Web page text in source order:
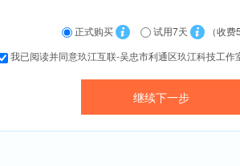
正式购买 试用7天
（收费
我已阅读并同意玖江互联-吴忠市利通区玖江科技工作